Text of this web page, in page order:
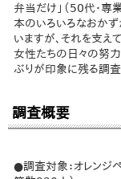
弁当だけ」（50代・専
本のいろいろなおかず
いますが、それを支え
女性たちの日々の努力
ぶりが印象に残る調査
調査概要
●調査対象：オレンジ